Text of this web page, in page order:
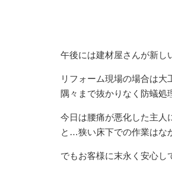
午後には建材屋さんが新し
リフォーム現場の場合は
隅々まで抜かりなく防蟻処
今日は腰痛が悪化した主人
と…狭い床下での作業はな
でもお客様に末永く安心し